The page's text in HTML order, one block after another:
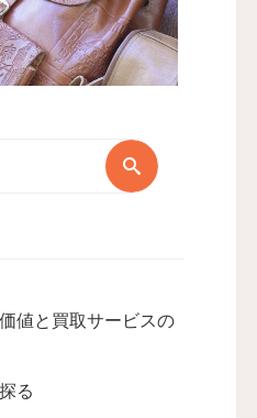
値と買取サービスの
る